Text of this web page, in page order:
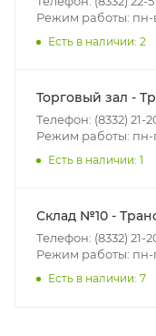
- количества
(перекрестки улиц):
• Дзержинского -
• Ленина - 65 лет
• Московская -
•
• Щорса –
Доставка в
Режим работы: пн-
Есть в наличии: 2
Торговый зал -
Телефон: (8332) 21-
Режим работы: пн-
Есть в наличии: 1
Склад №10 -
Телефон: (8332) 21-
Режим работы: пн-
Есть в наличии: 7